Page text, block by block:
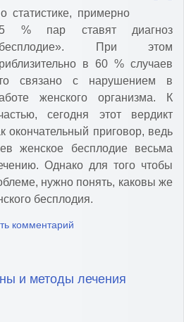
статистике, примерно
% пар ставят диагноз
При этом
в 60 % случаев
связано с нарушением в
женского организма. К
сегодня этот вердикт
окончательный приговор, ведь
женское бесплодие весьма
Однако для того чтобы
нужно понять, каковы же
бесплодия.
комментарий
и методы лечения